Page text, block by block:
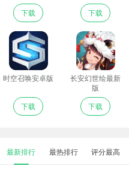
下载
下载
时空召唤安卓版
下载
长安幻世绘最新
版
下载
最新排行 最热排行 评分最高